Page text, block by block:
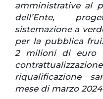
amministrative al
dell’Ente,
sistemazione a
per la pubblica
2 milioni di euro
riqualificazione
mese di marzo